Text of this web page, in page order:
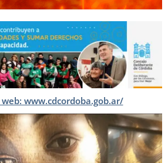
www.cdcordoba.gob.ar/